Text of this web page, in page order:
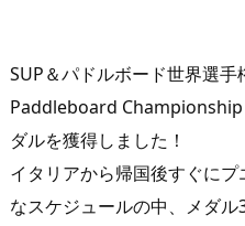
SUP＆パドルボード世界選
Paddleboard Championship
ダルを獲得しました！
イタリアから帰国後すぐに
なスケジュールの中、メダ